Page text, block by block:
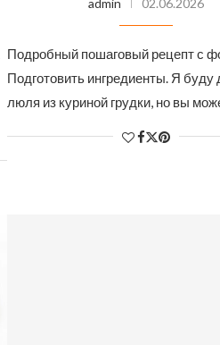
Подробный пошаговый рецепт с
Подготовить ингредиенты. Я буду
люля из куриной грудки, но вы